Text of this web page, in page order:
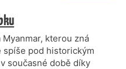
kterou zná
spíše pod historickým
současné době díky